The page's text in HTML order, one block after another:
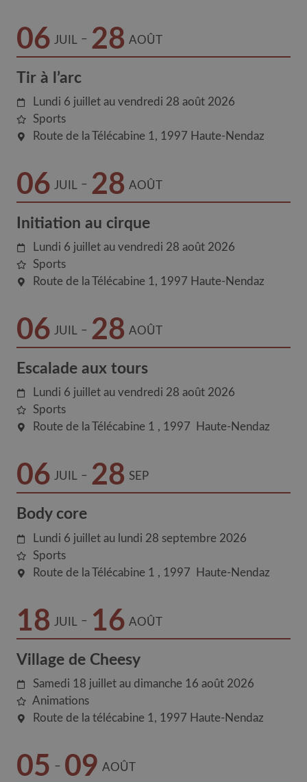
06 JUIL – 28 AOÛT
Tir à l’arc
Lundi 6 juillet au vendredi 28 août 2026
Sports
Route de la Télécabine 1
1997 Haute-Nendaz
06 JUIL – 28 AOÛT
Initiation au cirque
Lundi 6 juillet au vendredi 28 août 2026
Sports
Route de la Télécabine 1
1997 Haute-Nendaz
06 JUIL – 28 AOÛT
Escalade aux tours
Lundi 6 juillet au vendredi 28 août 2026
Sports
Route de la Télécabine 1
1997 Haute-Nendaz
06 JUIL – 28 SEP
Body core
Lundi 6 juillet au lundi 28 septembre 2026
Sports
Route de la Télécabine 1
1997 Haute-Nendaz
18 JUIL – 16 AOÛT
Village de Cheesy
Samedi 18 juillet au dimanche 16 août 2026
Animations
Route de la télécabine 1
1997 Haute-Nendaz
05 – 09 AOÛT